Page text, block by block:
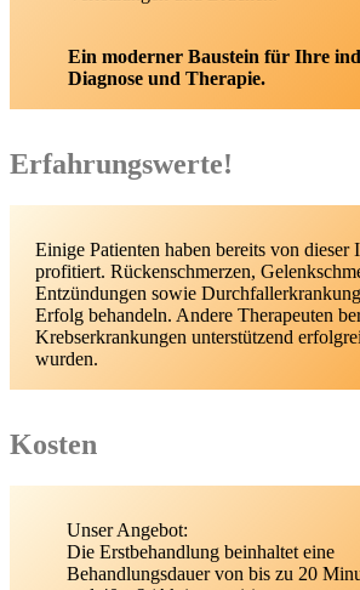
Ein moderner Baustein für Ihre
Diagnose und Therapie.
Erfahrungswerte!
Einige Patienten haben bereits von dieser
profitiert. Rückenschmerzen,
Entzündungen sowie
Erfolg behandeln. Andere Therapeuten
Krebserkrankungen unterstützend
wurden.
Kosten
Unser Angebot:
Die Erstbehandlung beinhaltet eine
Behandlungsdauer von bis zu 20